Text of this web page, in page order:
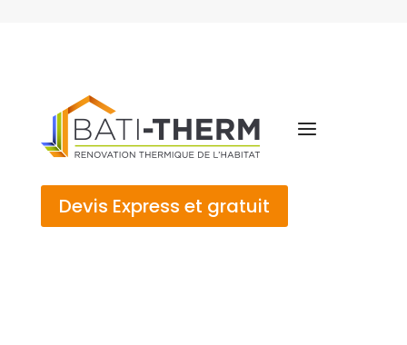
Devis Express et gratuit